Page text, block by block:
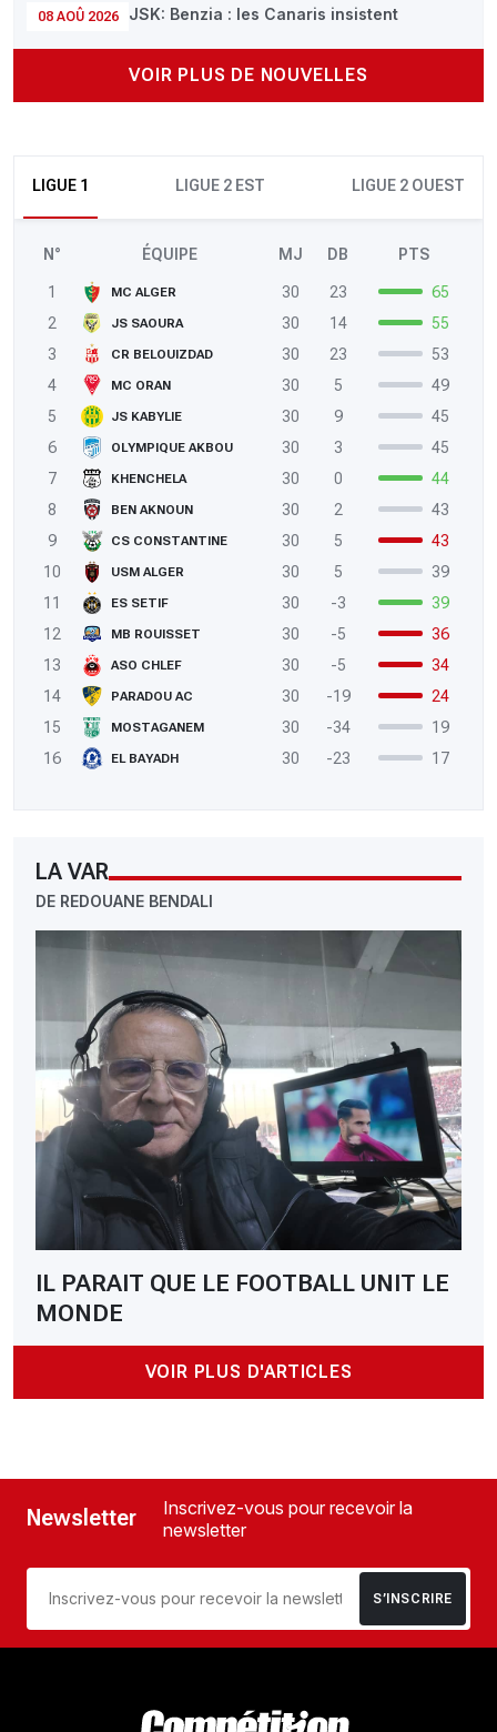
08 AOÛ 2026 JSK: Benzia : les Canaris insistent
VOIR PLUS DE NOUVELLES
LIGUE 1 LIGUE 2 EST LIGUE 2 OUEST
N° ÉQUIPE MJ DB PTS
1 MC ALGER 30 23
65
2
JS SAOURA 30 14
55
3
CR BELOUIZDAD 30 23
53
4
MC ORAN 30 5
49
5
JS KABYLIE 30 9
45
6
OLYMPIQUE AKBOU 30 3
45
7
KHENCHELA 30 0
44
8
BEN AKNOUN 30 2
43
9
CS CONSTANTINE 30 5
43
10
USM ALGER 30 5
39
11
ES SETIF 30 -3
39
12
MB ROUISSET 30 -5
36
13
ASO CHLEF 30 -5
34
14
PARADOU AC 30 -19
24
15
MOSTAGANEM 30 -34
19
16
EL BAYADH 30 -23 17
LA VAR
DE REDOUANE BENDALI
IL PARAIT QUE LE FOOTBALL UNIT LE
MONDE
VOIR PLUS D'ARTICLES
Newsletter
Inscrivez-vous pour recevoir la
newsletter
S’INSCRIRE